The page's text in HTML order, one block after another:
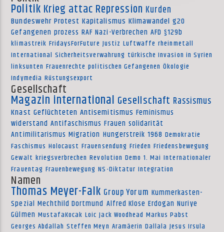
Politik Krieg attac Repression Kurden
Bundeswehr Protest Kapitalismus Klimawandel g20
Gefangenen prozess RAF Nazi-Verbrechen AFD §129b
klimastreik FridaysForFuture Justiz Luftwaffe rheinmetall
International Sicherheitsverwahrung türkische Invasion in Syrien
linksunten Frauenrechte politischen Gefangenen Ökologie
Indymedia Rüstungsexport
Gesellschaft
Magazin international Gesellschaft Rassismus
Knast Geflüchteten Antisemitismus Feminismus
widerstand Antifaschismus Frauen solidarität
Antimilitarismus Migration Hungerstreik 1968 Demokratie
Faschismus Holocaust Frauensendung Frieden Friedensbewegung
Gewalt kriegsverbrechen Revolution Demo 1. Mai Internationaler
Frauentag Frauenbewegung NS-Diktatur Integration
Namen
Thomas Meyer-Falk Group Yorum Kummerkasten-
Spezial Mechthild Dortmund Alfred Klose Erdogan Nuriye
Gülmen MustafaKocak Loic Jack Woodhead Markus Pabst
Georges Abdallah Steffen Meyn Aramäerin Dallala Jesus Irsula